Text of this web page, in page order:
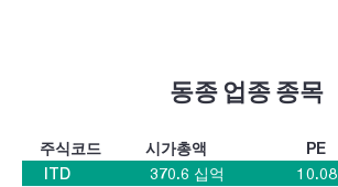
동종 업종 종목
주식코드 시가총액 PE
ITD
370.6 십억 10.08